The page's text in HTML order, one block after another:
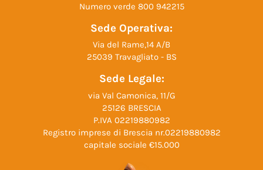
Numero verde 800 942215
Sede Operativa:
Via del Rame,14 A/B
25039 Travagliato - BS
Sede Legale:
via Val Camonica, 11/G
25126 BRESCIA
P.IVA 02219880982
Registro imprese di Brescia nr.02219880982
capitale sociale €15.000